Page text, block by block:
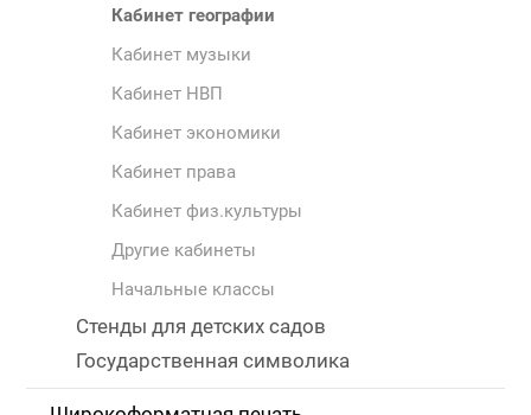
Кабинет географии
Кабинет музыки
Кабинет НВП
Кабинет экономики
Кабинет права
Кабинет физ.культуры
Другие кабинеты
Начальные классы
Стенды для детских садов
Государственная символика